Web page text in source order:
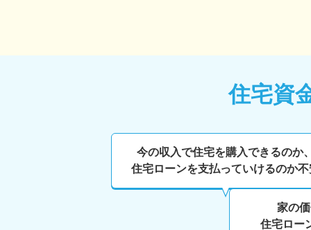
住宅資
今の収入で住宅を購入できるのか
住宅ローンを支払っていけるのか不
家の
住宅ロー